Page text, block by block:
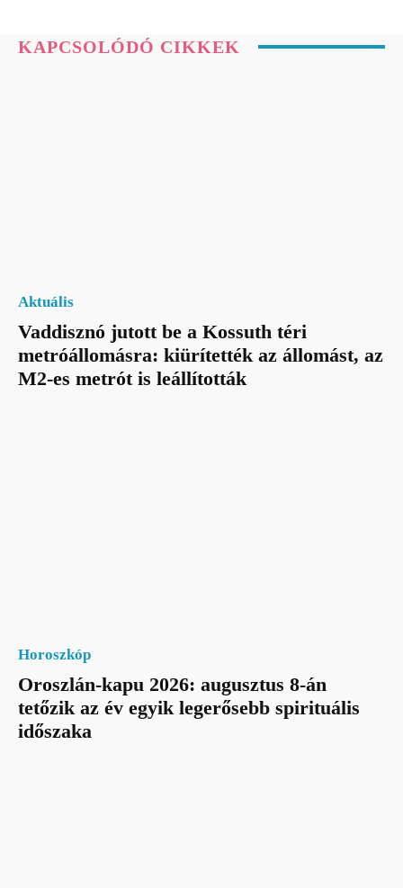
KAPCSOLÓDÓ CIKKEK
Aktuális
Vaddisznó jutott be a Kossuth téri
metróállomásra: kiürítették az állomást, az
M2-es metrót is leállították
Horoszkóp
Oroszlán-kapu 2026: augusztus 8-án
tetőzik az év egyik legerősebb spirituális
időszaka